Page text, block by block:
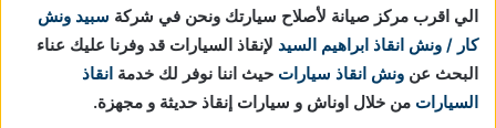
الي اقرب مركز صيانة لأصلاح سيارتك ونحن في شركة سبيد ونش
كار / ونش انقاذ ابراهيم السيد لإنقاذ السيارات قد وفرنا عليك عناء
البحث عن ونش انقاذ سيارات حيث اننا نوفر لك خدمة انقاذ
السيارات من خلال اوناش و سيارات إنقاذ حديثة و مجهزة.